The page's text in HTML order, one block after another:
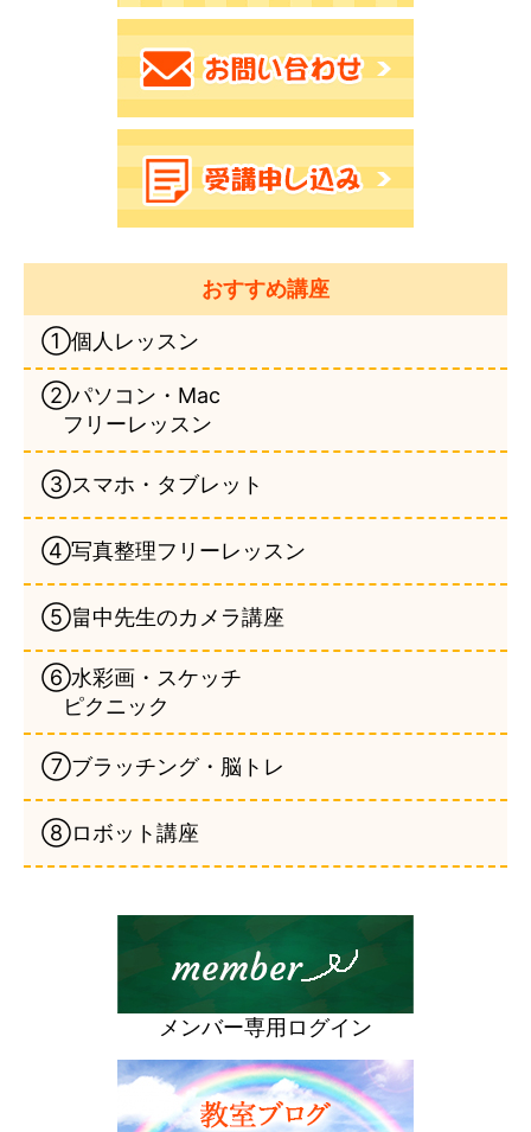
おすすめ講座
①個人レッスン
②パソコン・Mac
フリーレッスン
③スマホ・タブレット
④写真整理フリーレッスン
⑤畠中先生のカメラ講座
⑥水彩画・スケッチ
ピクニック
⑦ブラッチング・脳トレ
⑧ロボット講座
メンバー専用ログイン